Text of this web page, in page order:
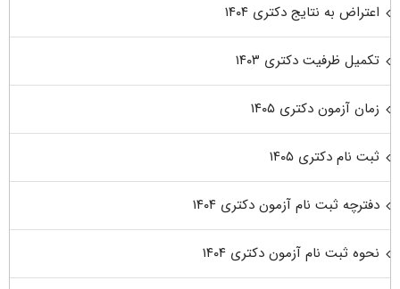
اعتراض به نتایج دکتری ۱۴۰۴
تکمیل ظرفیت دکتری ۱۴۰۳
زمان آزمون دکتری ۱۴۰۵
ثبت نام دکتری ۱۴۰۵
دفترچه ثبت نام آزمون دکتری ۱۴۰۴
نحوه ثبت نام آزمون دکتری ۱۴۰۴